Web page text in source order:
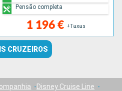
1 196 € +Taxas
Pensão completa
CRUZEIROS
Disney Cruise Line